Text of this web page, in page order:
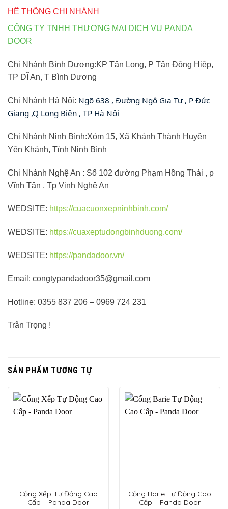
HỆ THỐNG CHI NHÁNH
CÔNG TY TNHH THƯƠNG MẠI DỊCH VỤ PANDA
DOOR
Chi Nhánh Bình Dương:KP Tân Long, P Tân Đông Hiệp,
TP DĨ An, T Bình Dương
Chi Nhánh Hà Nội: Ngõ 638 , Đường Ngô Gia Tự , P Đức
Giang ,Q Long Biên , TP Hà Nội
Chi Nhánh Ninh Bình:Xóm 15, Xã Khánh Thành Huyện
Yên Khánh, Tỉnh Ninh Bình
Chi Nhánh Nghệ An : Số 102 đường Phạm Hồng Thái , p
Vĩnh Tân , Tp Vinh Nghệ An
WEDSITE: https://cuacuonxepninhbinh.com/
WEDSITE: https://cuaxeptudongbinhduong.com/
WEDSITE: https://pandadoor.vn/
Email: congtypandadoor35@gmail.com
Hotline: 0355 837 206 – 0969 724 231
Trân Trọng !
SẢN PHẨM TƯƠNG TỰ
Cổng Xếp Tự Động Cao
Cấp – Panda Door
Cổng Barie Tự Động Cao
Cấp – Panda Door